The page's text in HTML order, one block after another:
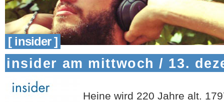
[ insider ]
insider am mittwoch / 13.
Heine wird 220 Jahre alt.